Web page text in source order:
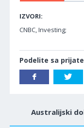
IZVORI:
CNBC, Investing;
Podelite sa
Australijski